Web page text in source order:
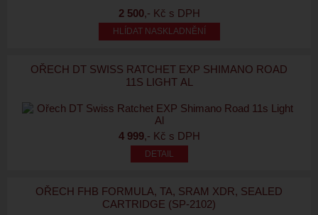
2 500,- Kč s DPH
HLÍDAT NASKLADNĚNÍ
OŘECH DT SWISS RATCHET EXP SHIMANO ROAD
11S LIGHT AL
4 999,- Kč s DPH
OŘECH FHB FORMULA, TA, SRAM XDR, SEALED
CARTRIDGE (SP-2102)